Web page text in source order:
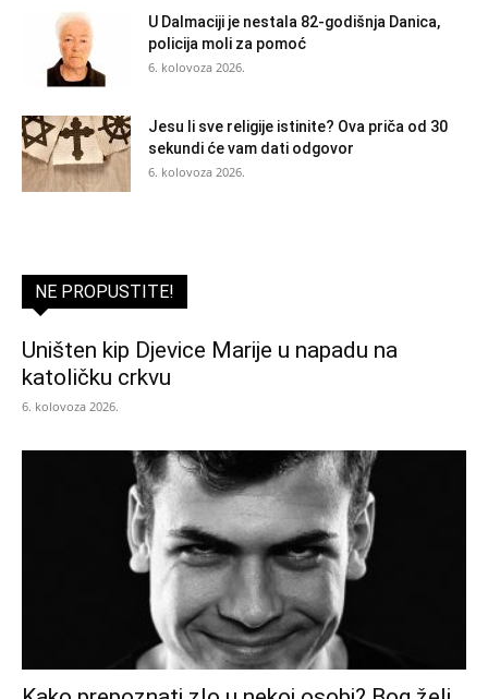
U Dalmaciji je nestala 82-godišnja Danica,
policija moli za pomoć
6. kolovoza 2026.
Jesu li sve religije istinite? Ova priča od 30
sekundi će vam dati odgovor
6. kolovoza 2026.
NE PROPUSTITE!
Uništen kip Djevice Marije u napadu na
katoličku crkvu
6. kolovoza 2026.